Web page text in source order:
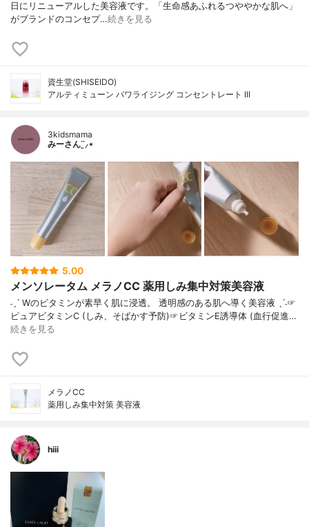
日にリニューアルした美容液です。「生命感あふれるつややかな肌へ」
がブランドのコンセプ…続きを見る
資生堂(SHISEIDO)
アルティミューン パワライジング コンセントレート III
3kidsmama
みーさん¨̮⸝⋆
5.00
メンソレータム メラノCC 薬用しみ集中対策美容液
˗ˏˋ Wのビタミンが素早く肌に浸透。 透明感のある肌へ導く美容液 ˎˊ˗☞
ピュアビタミンC (しみ、そばかす予防)☞ビタミンE誘導体 (血行促進…
続きを見る
メラノCC
薬用しみ集中対策 美容液
hiii